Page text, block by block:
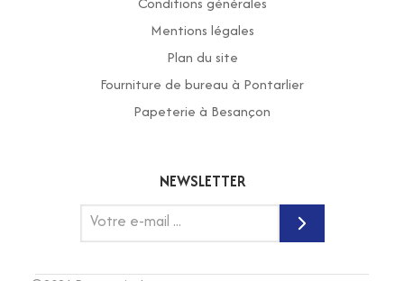
Mentions légales
Plan du site
Fourniture de bureau à Pontarlier
Papeterie à Besançon
NEWSLETTER